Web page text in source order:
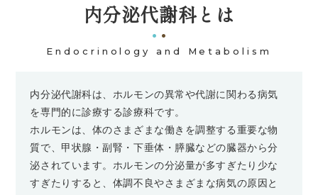
内分泌代謝科とは
Endocrinology and Metabolism
内分泌代謝科は、ホルモンの異常や代謝に関わる病気
を専門的に診療する診療科です。
ホルモンは、体のさまざまな働きを調整する重要な物
質で、甲状腺・副腎・下垂体・膵臓などの臓器から分
泌されています。ホルモンの分泌量が多すぎたり少な
すぎたりすると、体調不良やさまざまな病気の原因と